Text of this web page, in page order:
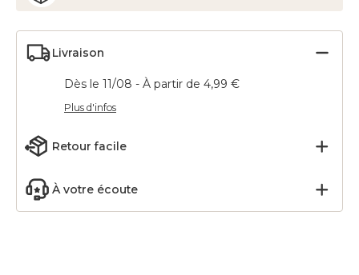
Livraison
Dès le 11/08 - À partir de 4,99 €
Plus d'infos
Retour facile
À votre écoute